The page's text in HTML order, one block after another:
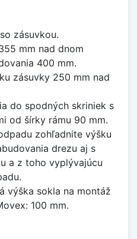
zásuvkou.
mm nad dnom
400 mm.
zásuvky 250 mm nad
do spodných skriniek s
od šírky rámu 90 mm.
zohľadnite výšku
drezu aj s
a z toho vyplývajúcu
výška sokla na montáž
100 mm.